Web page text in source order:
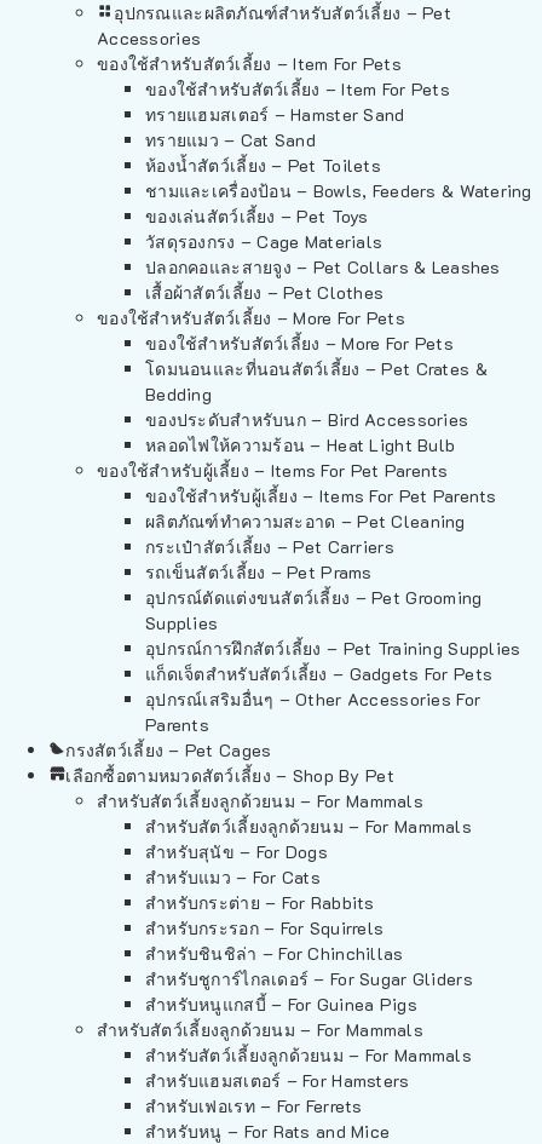
อุปกรณและผลิตภัณฑ์สำหรับสัตว์เลี้ยง – Pet
Accessories
ของใช้สำหรับสัตว์เลี้ยง – Item For Pets
ของใช้สำหรับสัตว์เลี้ยง – Item For Pets
ทรายแฮมสเตอร์ – Hamster Sand
ทรายแมว – Cat Sand
ห้องน้ำสัตว์เลี้ยง – Pet Toilets
ชามและเครื่องป้อน – Bowls, Feeders & Watering
ของเล่นสัตว์เลี้ยง – Pet Toys
วัสดุรองกรง – Cage Materials
ปลอกคอและสายจูง – Pet Collars & Leashes
เสื้อผ้าสัตว์เลี้ยง – Pet Clothes
ของใช้สำหรับสัตว์เลี้ยง – More For Pets
ของใช้สำหรับสัตว์เลี้ยง – More For Pets
โดมนอนและที่นอนสัตว์เลี้ยง – Pet Crates &
Bedding
ของประดับสำหรับนก – Bird Accessories
หลอดไฟให้ความร้อน – Heat Light Bulb
ของใช้สำหรับผู้เลี้ยง – Items For Pet Parents
ของใช้สำหรับผู้เลี้ยง – Items For Pet Parents
ผลิตภัณฑ์ทำความสะอาด – Pet Cleaning
กระเป๋าสัตว์เลี้ยง – Pet Carriers
รถเข็นสัตว์เลี้ยง – Pet Prams
อุปกรณ์ตัดแต่งขนสัตว์เลี้ยง – Pet Grooming
Supplies
อุปกรณ์การฝึกสัตว์เลี้ยง – Pet Training Supplies
แก็ดเจ็ตสำหรับสัตว์เลี้ยง – Gadgets For Pets
อุปกรณ์เสริมอื่นๆ – Other Accessories For
Parents
กรงสัตว์เลี้ยง – Pet Cages
เลือกซื้อตามหมวดสัตว์เลี้ยง – Shop By Pet
สำหรับสัตว์เลี้ยงลูกด้วยนม – For Mammals
สำหรับสัตว์เลี้ยงลูกด้วยนม – For Mammals
สำหรับสุนัข – For Dogs
สำหรับแมว – For Cats
สำหรับกระต่าย – For Rabbits
สำหรับกระรอก – For Squirrels
สำหรับชินชิล่า – For Chinchillas
สำหรับชูการ์ไกลเดอร์ – For Sugar Gliders
สำหรับหนูแกสบี้ – For Guinea Pigs
สำหรับสัตว์เลี้ยงลูกด้วยนม – For Mammals
สำหรับสัตว์เลี้ยงลูกด้วยนม – For Mammals
สำหรับแฮมสเตอร์ – For Hamsters
สำหรับเฟอเรท – For Ferrets
สำหรับหนู – For Rats and Mice